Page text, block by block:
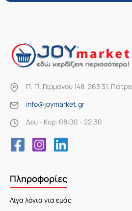
Π. Π. Γερμανού 148, 263 31, Πάτρα
info@joymarket.gr
Δευ - Κυρ: 08:00 - 22:30
Πληροφορίες
Λίγα λόγια για εμάς